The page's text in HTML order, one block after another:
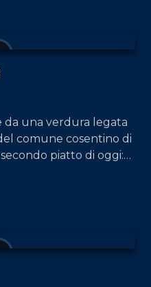
da una verdura legata
comune cosentino di
piatto di oggi: